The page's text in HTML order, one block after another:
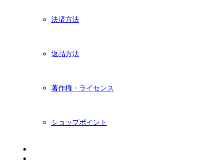
決済方法
返品方法
著作権・ライセンス
ショップポイント